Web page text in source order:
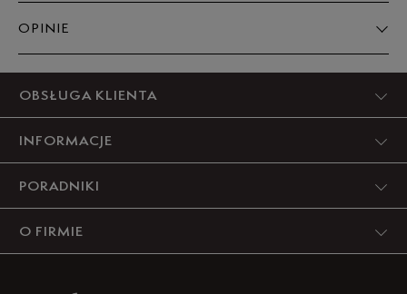
OPINIE
OBSŁUGA KLIENTA
INFORMACJE
PORADNIKI
O FIRMIE